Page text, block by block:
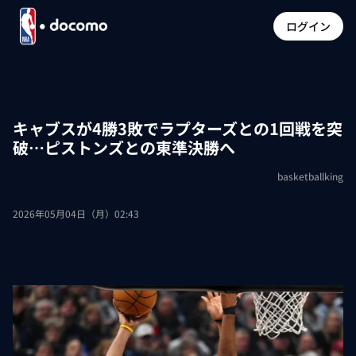
ログイン
キャブスが4勝3敗でラプターズとの1回戦を突
破…ピストンズとの東準決勝へ
basketballking
2026年05月04日（月）02:43